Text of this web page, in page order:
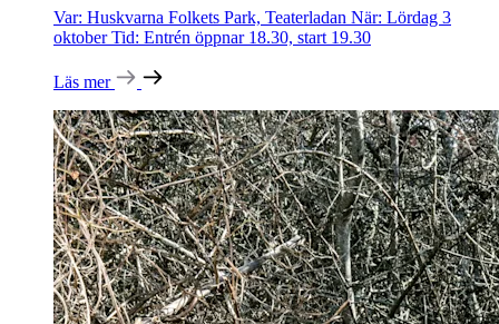
Var: Huskvarna Folkets Park, Teaterladan När: Lördag 3
oktober Tid: Entrén öppnar 18.30, start 19.30
Läs mer